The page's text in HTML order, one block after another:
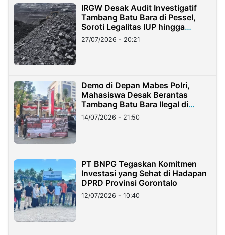
IRGW Desak Audit Investigatif
Tambang Batu Bara di Pessel,
Soroti Legalitas IUP hingga
Stockpile
27/07/2026 - 20:21
Demo di Depan Mabes Polri,
Mahasiswa Desak Berantas
Tambang Batu Bara Ilegal di
Lampung
14/07/2026 - 21:50
PT BNPG Tegaskan Komitmen
Investasi yang Sehat di Hadapan
DPRD Provinsi Gorontalo
12/07/2026 - 10:40